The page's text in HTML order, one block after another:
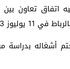
اتفاق تعاون
2023.
أشغاله